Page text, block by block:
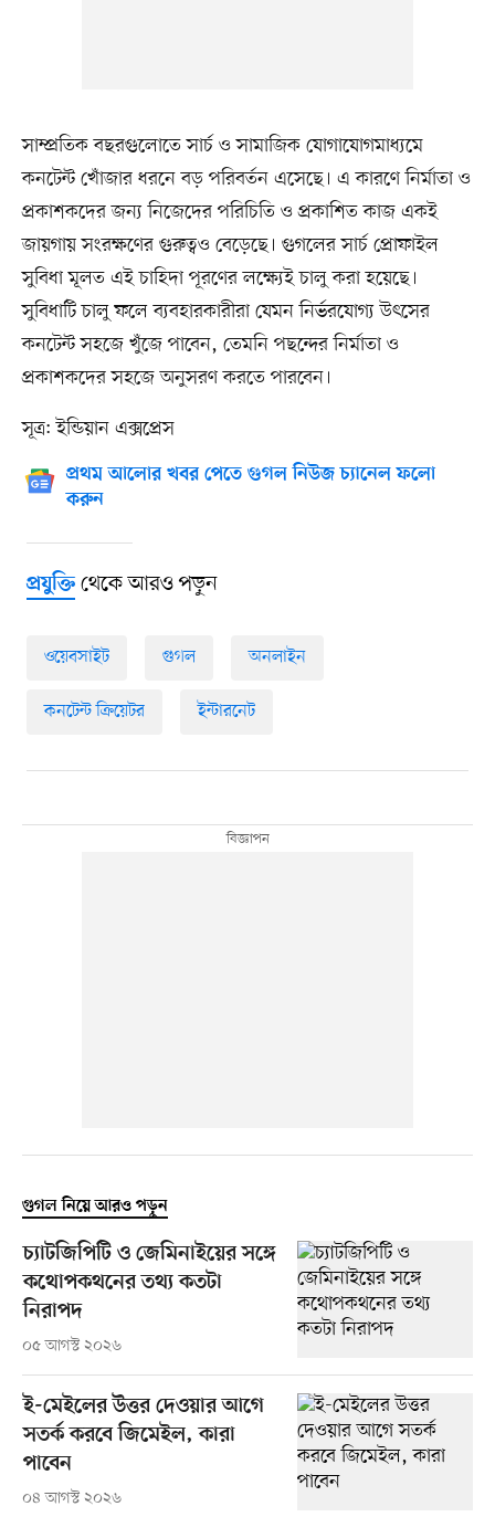
সাম্প্রতিক বছরগুলোতে সার্চ ও সামাজিক যোগাযোগমাধ্যমে
কনটেন্ট খোঁজার ধরনে বড় পরিবর্তন এসেছে। এ কারণে নির্মাতা ও
প্রকাশকদের জন্য নিজেদের পরিচিতি ও প্রকাশিত কাজ একই
জায়গায় সংরক্ষণের গুরুত্বও বেড়েছে। গুগলের সার্চ প্রোফাইল
সুবিধা মূলত এই চাহিদা পূরণের লক্ষ্যেই চালু করা হয়েছে।
সুবিধাটি চালু ফলে ব্যবহারকারীরা যেমন নির্ভরযোগ্য উৎসের
কনটেন্ট সহজে খুঁজে পাবেন, তেমনি পছন্দের নির্মাতা ও
প্রকাশকদের সহজে অনুসরণ করতে পারবেন।
সূত্র: ইন্ডিয়ান এক্সপ্রেস
প্রথম আলোর খবর পেতে গুগল নিউজ চ্যানেল ফলো
করুন
প্রযুক্তিথেকে আরও পড়ুন
ওয়েবসাইট গুগল অনলাইন
কনটেন্ট ক্রিয়েটর ইন্টারনেট
গুগল নিয়ে আরও পড়ুন
চ্যাটজিপিটি ও জেমিনাইয়ের সঙ্গে
কথোপকথনের তথ্য কতটা
নিরাপদ
০৫ আগস্ট ২০২৬
ই-মেইলের উত্তর দেওয়ার আগে
সতর্ক করবে জিমেইল, কারা
পাবেন
০৪ আগস্ট ২০২৬